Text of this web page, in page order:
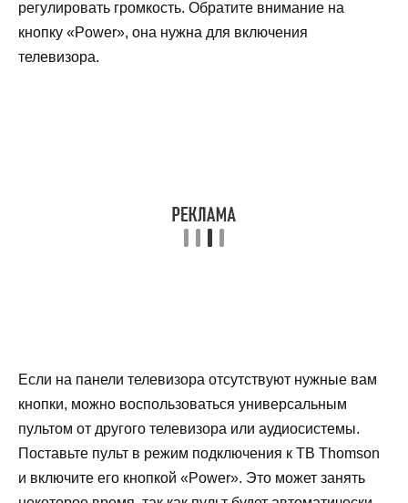
регулировать громкость. Обратите внимание на
кнопку «Power», она нужна для включения
телевизора.
Если на панели телевизора отсутствуют нужные вам
кнопки, можно воспользоваться универсальным
пультом от другого телевизора или аудиосистемы.
Поставьте пульт в режим подключения к ТВ Thomson
и включите его кнопкой «Power». Это может занять